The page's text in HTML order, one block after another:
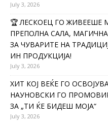
July 3, 2026
🏆 ЛЕСКОЕЦ ГО ЖИВЕЕШЕ
ПРЕПОЛНА САЛА,
ЗА ЧУВАРИТЕ НА
ИН ПРОДУКЦИЈА!
July 3, 2026
ХИТ КОЈ ВЕЌЕ ГО
НАУНОВСКИ ГО
ЗА „ТИ ЌЕ БИДЕШ МОЈА“
July 3, 2026